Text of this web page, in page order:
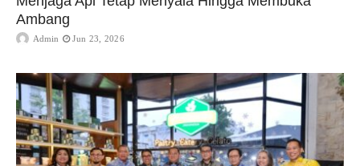
Ambang
Admin Jun 23, 2026